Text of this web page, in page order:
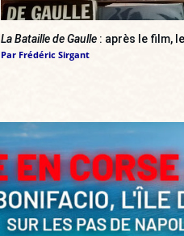
La Bataille de Gaulle : après le film,
Par Frédéric Sirgant